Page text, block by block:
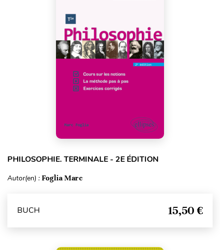
PHILOSOPHIE. TERMINALE - 2E ÉDITION
Autor(en) : Foglia Marc
BUCH 15,50 €